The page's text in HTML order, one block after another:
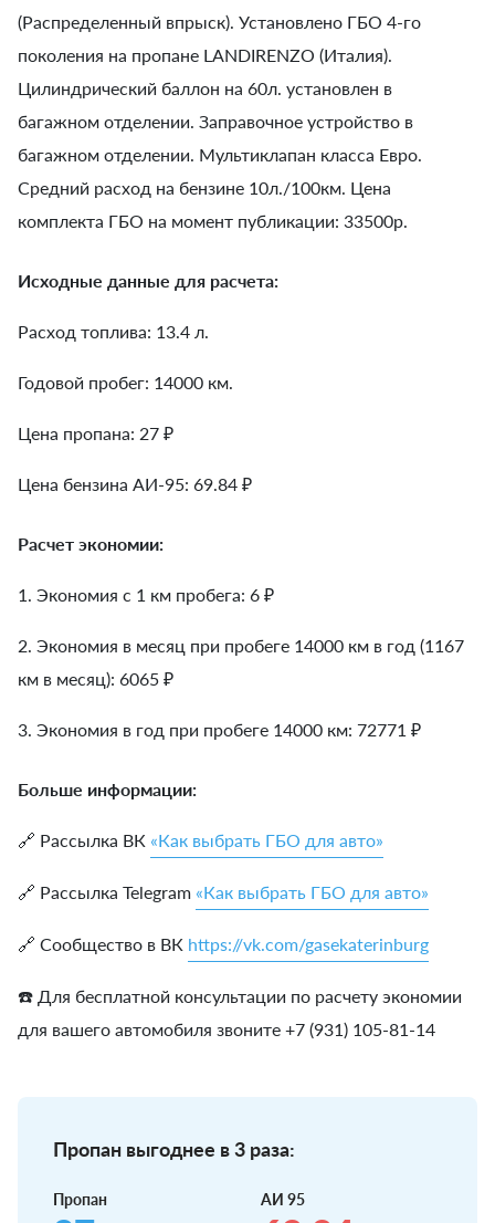
(Распределенный впрыск). Установлено ГБО 4-го
поколения на пропане LANDIRENZO (Италия).
Цилиндрический баллон на 60л. установлен в
багажном отделении. Заправочное устройство в
багажном отделении. Мультиклапан класса Евро.
Средний расход на бензине 10л./100км. Цена
комплекта ГБО на момент публикации: 33500р.
Исходные данные для расчета:
Расход топлива: 13.4 л.
Годовой пробег: 14000 км.
Цена пропана: 27 ₽
Цена бензина АИ-95: 69.84 ₽
Расчет экономии:
1. Экономия с 1 км пробега: 6 ₽
2. Экономия в месяц при пробеге 14000 км в год (1167
км в месяц): 6065 ₽
3. Экономия в год при пробеге 14000 км: 72771 ₽
Больше информации:
🔗 Рассылка ВК «Как выбрать ГБО для авто»
🔗 Рассылка Telegram «Как выбрать ГБО для авто»
🔗 Сообщество в ВК https://vk.com/gasekaterinburg
☎️ Для бесплатной консультации по расчету экономии
для вашего автомобиля звоните +7 (931) 105-81-14
Пропан выгоднее в 3 раза:
Пропан АИ 95